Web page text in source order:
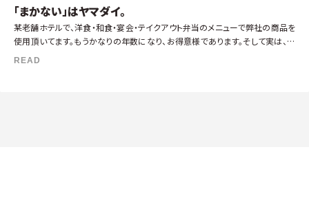
「まかない」はヤマダイ。
某老舗ホテルで、洋食・和食・宴会・テイクアウト弁当のメニューで弊社の商品を
使用頂いてます。もうかなりの年数になり、お得意様であります。そして実は、私
たちにとってはとてつもなく嬉しいことが。それは、従業員食堂の小鉢メニュー
READ